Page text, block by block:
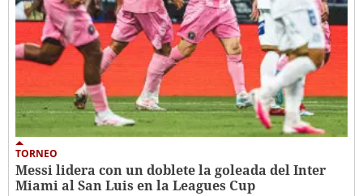
TORNEO
Messi lidera con un doblete la goleada del Inter
Miami al San Luis en la Leagues Cup